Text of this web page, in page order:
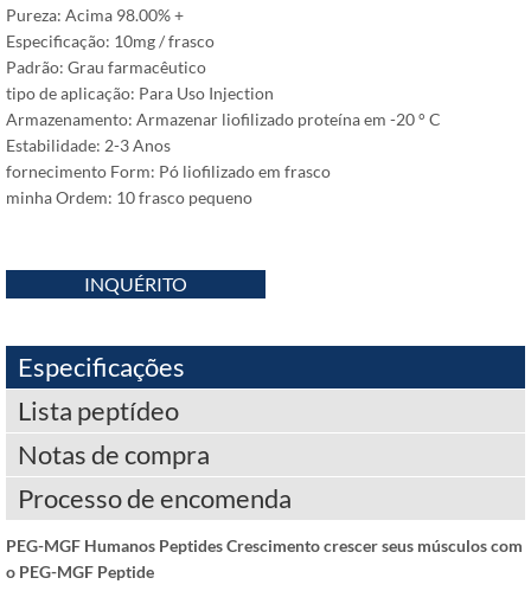
Pureza: Acima 98.00% +
Especificação: 10mg / frasco
Padrão: Grau farmacêutico
tipo de aplicação: Para Uso Injection
Armazenamento: Armazenar liofilizado proteína em -20 ° C
Estabilidade: 2-3 Anos
fornecimento Form: Pó liofilizado em frasco
minha Ordem: 10 frasco pequeno
INQUÉRITO
Especificações
Lista peptídeo
Notas de compra
Processo de encomenda
PEG-MGF Humanos Peptides Crescimento crescer seus músculos com
o PEG-MGF Peptide